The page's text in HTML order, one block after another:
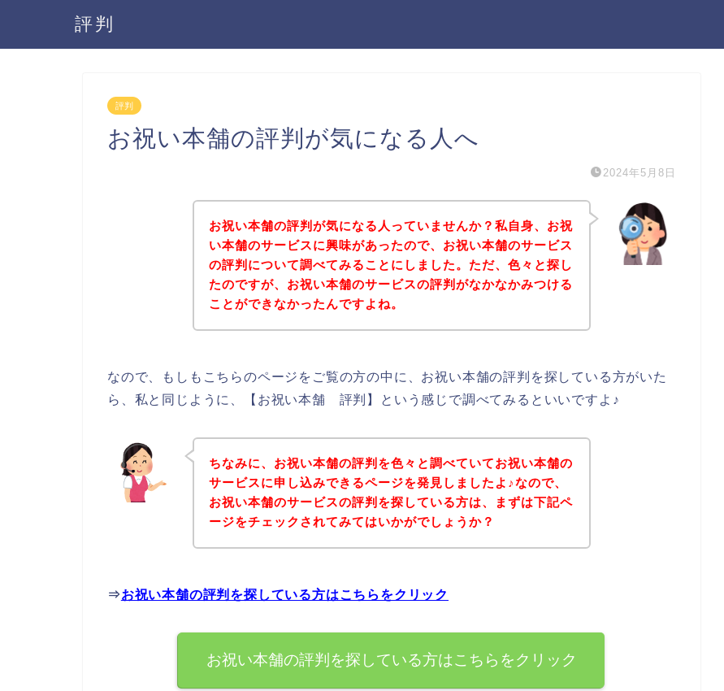
評判
評判
お祝い本舗の評判が気になる人へ
2024年5月8日
お祝い本舗の評判が気になる人っていませんか？私自身、お祝
い本舗のサービスに興味があったので、お祝い本舗のサービス
の評判について調べてみることにしました。ただ、色々と探し
たのですが、お祝い本舗のサービスの評判がなかなかみつける
ことができなかったんですよね。
なので、もしもこちらのページをご覧の方の中に、お祝い本舗の評判を探している方がいた
ら、私と同じように、【お祝い本舗 評判】という感じで調べてみるといいですよ♪
ちなみに、お祝い本舗の評判を色々と調べていてお祝い本舗の
サービスに申し込みできるページを発見しましたよ♪なので、
お祝い本舗のサービスの評判を探している方は、まずは下記ペ
ージをチェックされてみてはいかがでしょうか？
⇒お祝い本舗の評判を探している方はこちらをクリック
お祝い本舗の評判を探している方はこちらをクリック